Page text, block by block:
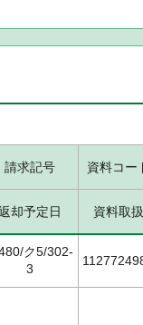
請求記号 資料コー
却予定日 資料取扱
ク5/302-
3